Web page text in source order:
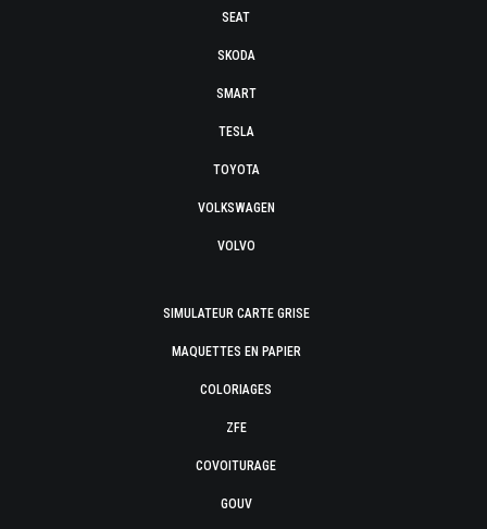
SEAT
SKODA
SMART
TESLA
TOYOTA
VOLKSWAGEN
VOLVO
SIMULATEUR CARTE GRISE
MAQUETTES EN PAPIER
COLORIAGES
ZFE
COVOITURAGE
GOUV